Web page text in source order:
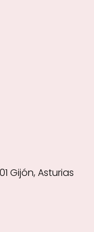
Gijón, Asturias